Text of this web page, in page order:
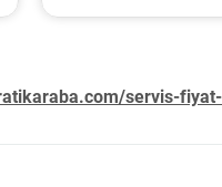
servis-